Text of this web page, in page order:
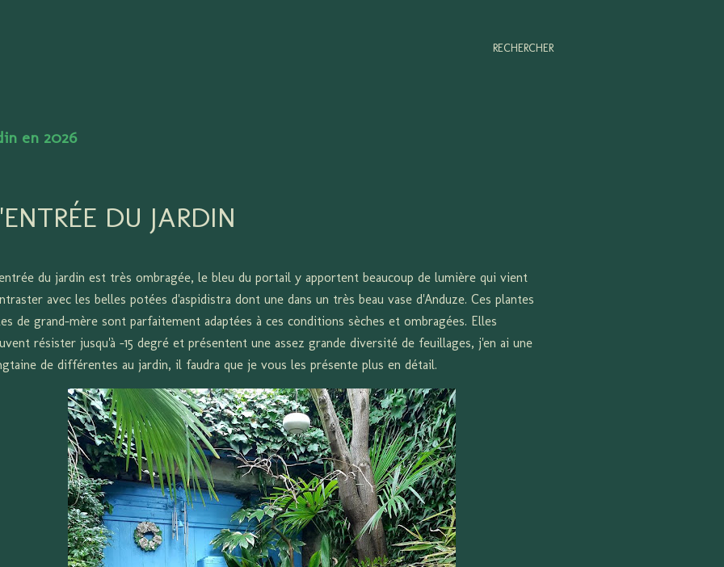
RECHERCHER
en 2026
DU JARDIN
du jardin est très ombragée, le bleu du portail y apportent beaucoup de lumière qui vient
avec les belles potées d'aspidistra dont une dans un très beau vase d'Anduze. Ces plantes
de grand-mère sont parfaitement adaptées à ces conditions sèches et ombragées. Elles
résister jusqu'à -15 degré et présentent une assez grande diversité de feuillages, j'en ai une
de différentes au jardin, il faudra que je vous les présente plus en détail.